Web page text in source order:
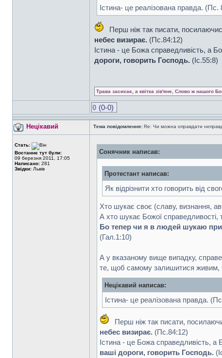
Істина- це реалізована правда. (Пс.
Перш ніж так писати,
небес визирає. (Пс.84:12)
Істина - це Божа справедливість, а
дороги, говорить Господь. (Iс.55:8)
Трава засихає, а квітка зів'яне, Слово ж нашого
0 (0-0)
Нецікавий Тема повідомлення: Re: Чи можна оправдати
Стать:
Востаннє тут були:
09 березня 2011, 17:05
Написано: 281
Звідки: Львів
Сонячник написав:
Протестант написав:
Як відрізнити хто говорить від
Хто шукає своє (славу, визнання,
А хто шукає Божої
Бо тепер чи я в людей шукаю
(Гал.1:10)
А у вказаному вище випадку,
те, щоб самому залишитися живим,
Нецікавий написав:
Істина- це реалізована правда.
Перш ніж так писати,
небес визирає. (Пс.84:12)
Істина - це Божа справедливість,
ваші дороги, говорить Господь.